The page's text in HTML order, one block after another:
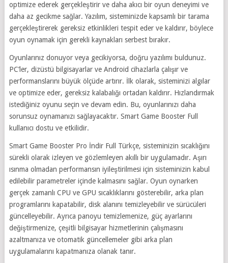
optimize ederek gerçekleştirir ve daha akıcı bir oyun deneyimi ve
daha az gecikme sağlar. Yazılım, sisteminizde kapsamlı bir tarama
gerçekleştirerek gereksiz etkinlikleri tespit eder ve kaldırır, böylece
oyun oynamak için gerekli kaynakları serbest bırakır.
Oyunlarınız donuyor veya gecikiyorsa, doğru yazılımı buldunuz.
PC’ler, dizüstü bilgisayarlar ve Android cihazlarla çalışır ve
performanslarını büyük ölçüde artırır. İlk olarak, sisteminizi algılar
ve optimize eder, gereksiz kalabalığı ortadan kaldırır. Hızlandırmak
istediğiniz oyunu seçin ve devam edin. Bu, oyunlarınızı daha
sorunsuz oynamanızı sağlayacaktır. Smart Game Booster Full
kullanıcı dostu ve etkilidir.
Smart Game Booster Pro İndir Full Türkçe, sisteminizin sıcaklığını
sürekli olarak izleyen ve gözlemleyen akıllı bir uygulamadır. Aşırı
ısınma olmadan performansın iyileştirilmesi için sisteminizin kabul
edilebilir parametreler içinde kalmasını sağlar. Oyun oynarken
gerçek zamanlı CPU ve GPU sıcaklıklarını gösterebilir, arka plan
programlarını kapatabilir, disk alanını temizleyebilir ve sürücüleri
güncelleyebilir. Ayrıca panoyu temizlemenize, güç ayarlarını
değiştirmenize, çeşitli bilgisayar hizmetlerinin çalışmasını
azaltmanıza ve otomatik güncellemeler gibi arka plan
uygulamalarını kapatmanıza olanak tanır.